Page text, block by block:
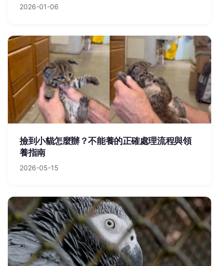
2026-01-06
撿到小貓怎麼辦？不能養的正確處理流程與領
養指南
2026-05-15